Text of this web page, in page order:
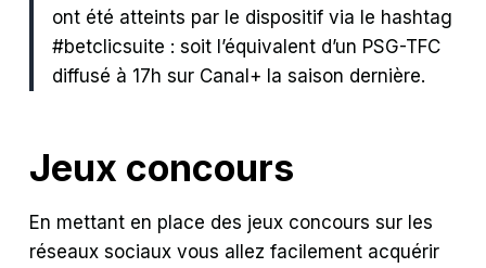
ont été atteints par le dispositif via le hashtag
#betclicsuite : soit l’équivalent d’un PSG-TFC
diffusé à 17h sur Canal+ la saison dernière.
Jeux concours
En mettant en place des jeux concours sur les
réseaux sociaux vous allez facilement acquérir